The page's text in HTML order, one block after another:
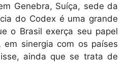
Genebra, Suíça, sede da
do Codex é uma grande
o Brasil exerça seu papel
sinergia com os países
ainda que se trata de